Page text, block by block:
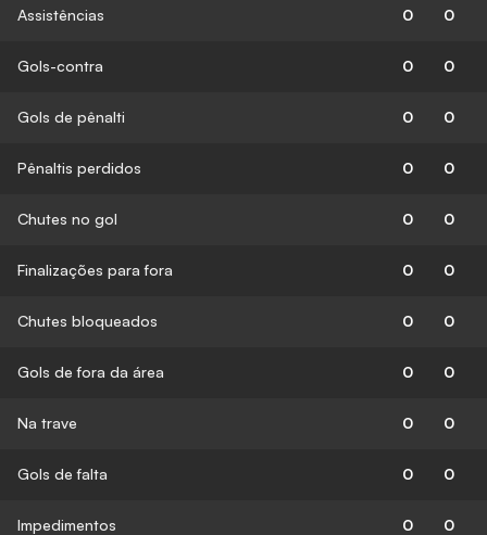
Assistências 0 0
Gols-contra 0 0
Gols de pênalti 0 0
Pênaltis perdidos 0 0
Chutes no gol 0 0
Finalizações para fora 0 0
Chutes bloqueados 0 0
Gols de fora da área 0 0
Na trave 0 0
Gols de falta 0 0
Impedimentos 0 0